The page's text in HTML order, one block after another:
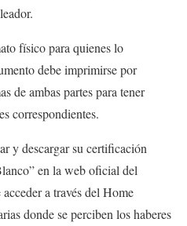
físico para quienes lo
debe imprimirse por
de ambas partes para tener
correspondientes.
y descargar su certificación
en la web oficial del
a través del Home
donde se perciben los haberes